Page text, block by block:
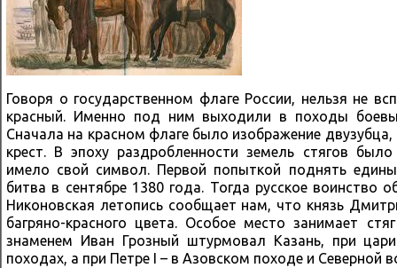
Говоря о государственном флаге России, нельзя не
красный. Именно под ним выходили в походы
Сначала на красном флаге было изображение
крест. В эпоху раздробленности земель стягов
имело свой символ. Первой попыткой поднять
битва в сентябре 1380 года. Тогда русское воинство
Никоновская летопись сообщает нам, что князь
багряно-красного цвета. Особое место занимает
знаменем Иван Грозный штурмовал Казань, при
походах, а при Петре I – в Азовском походе и Северной